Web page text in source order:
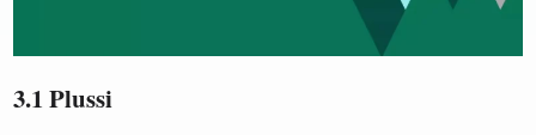
3.1 Plussi